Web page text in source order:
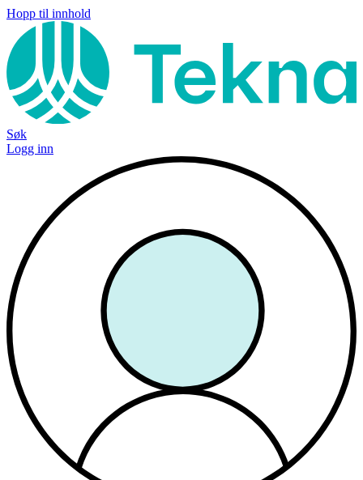
Hopp til innhold
Søk
Logg inn